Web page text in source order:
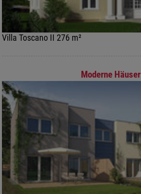
Villa Toscano II 276 m²
Moderne Häuser